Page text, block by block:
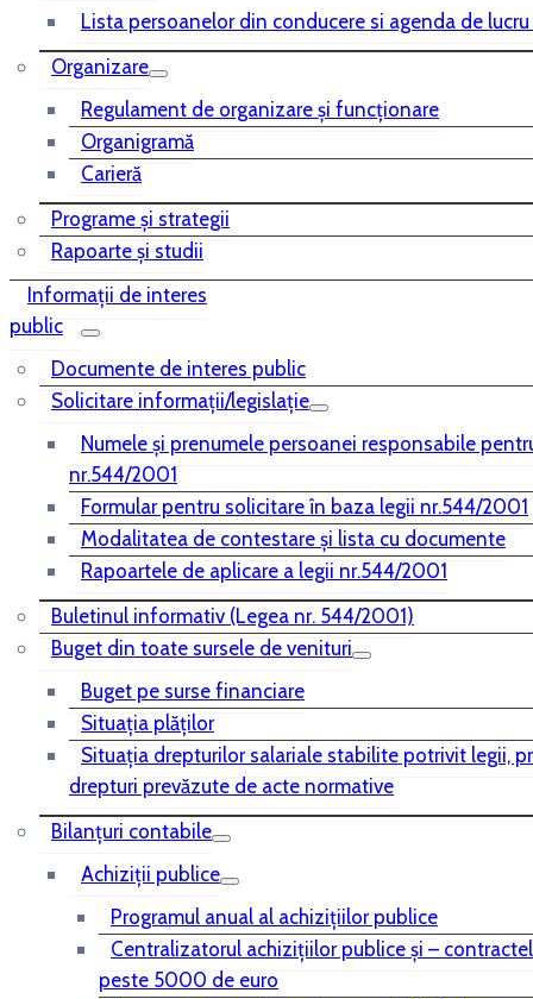
Lista persoanelor din conducere si agenda de
Organizare
Regulament de organizare și funcționare
Organigramă
Carieră
Programe și strategii
Rapoarte și studii
Informații de interes
public
Documente de interes public
Solicitare informații/legislație
Numele și prenumele persoanei responsabile
nr.544/2001
Formular pentru solicitare în baza legii nr.544/2001
Modalitatea de contestare și lista cu documente
Rapoartele de aplicare a legii nr.544/2001
Buletinul informativ (Legea nr. 544/2001)
Buget din toate sursele de venituri
Buget pe surse financiare
Situaţia plăţilor
Situaţia drepturilor salariale stabilite potrivit legii,
drepturi prevăzute de acte normative
Bilanţuri contabile
Achiziţii publice
Programul anual al achiziţiilor publice
Centralizatorul achiziţiilor publice şi –
peste 5000 de euro